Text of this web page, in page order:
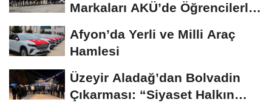
Markaları AKÜ’de Öğrencilerle
Afyon’da Yerli ve Milli Araç
Hamlesi
Üzeyir Aladağ’dan Bolvadin
Çıkarması: “Siyaset Halkın